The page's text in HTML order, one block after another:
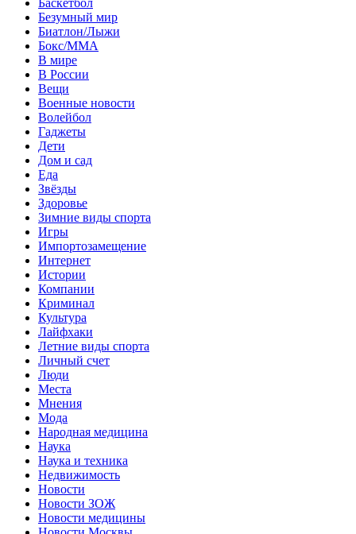
Безумный мир
Биатлон/Лыжи
Бокс/MMA
В мире
В России
Вещи
Военные новости
Волейбол
Гаджеты
Дети
Дом и сад
Еда
Звёзды
Здоровье
Зимние виды спорта
Игры
Импортозамещение
Интернет
Истории
Компании
Криминал
Культура
Лайфхаки
Летние виды спорта
Личный счет
Люди
Места
Мнения
Мода
Народная медицина
Наука
Наука и техника
Недвижимость
Новости
Новости ЗОЖ
Новости медицины